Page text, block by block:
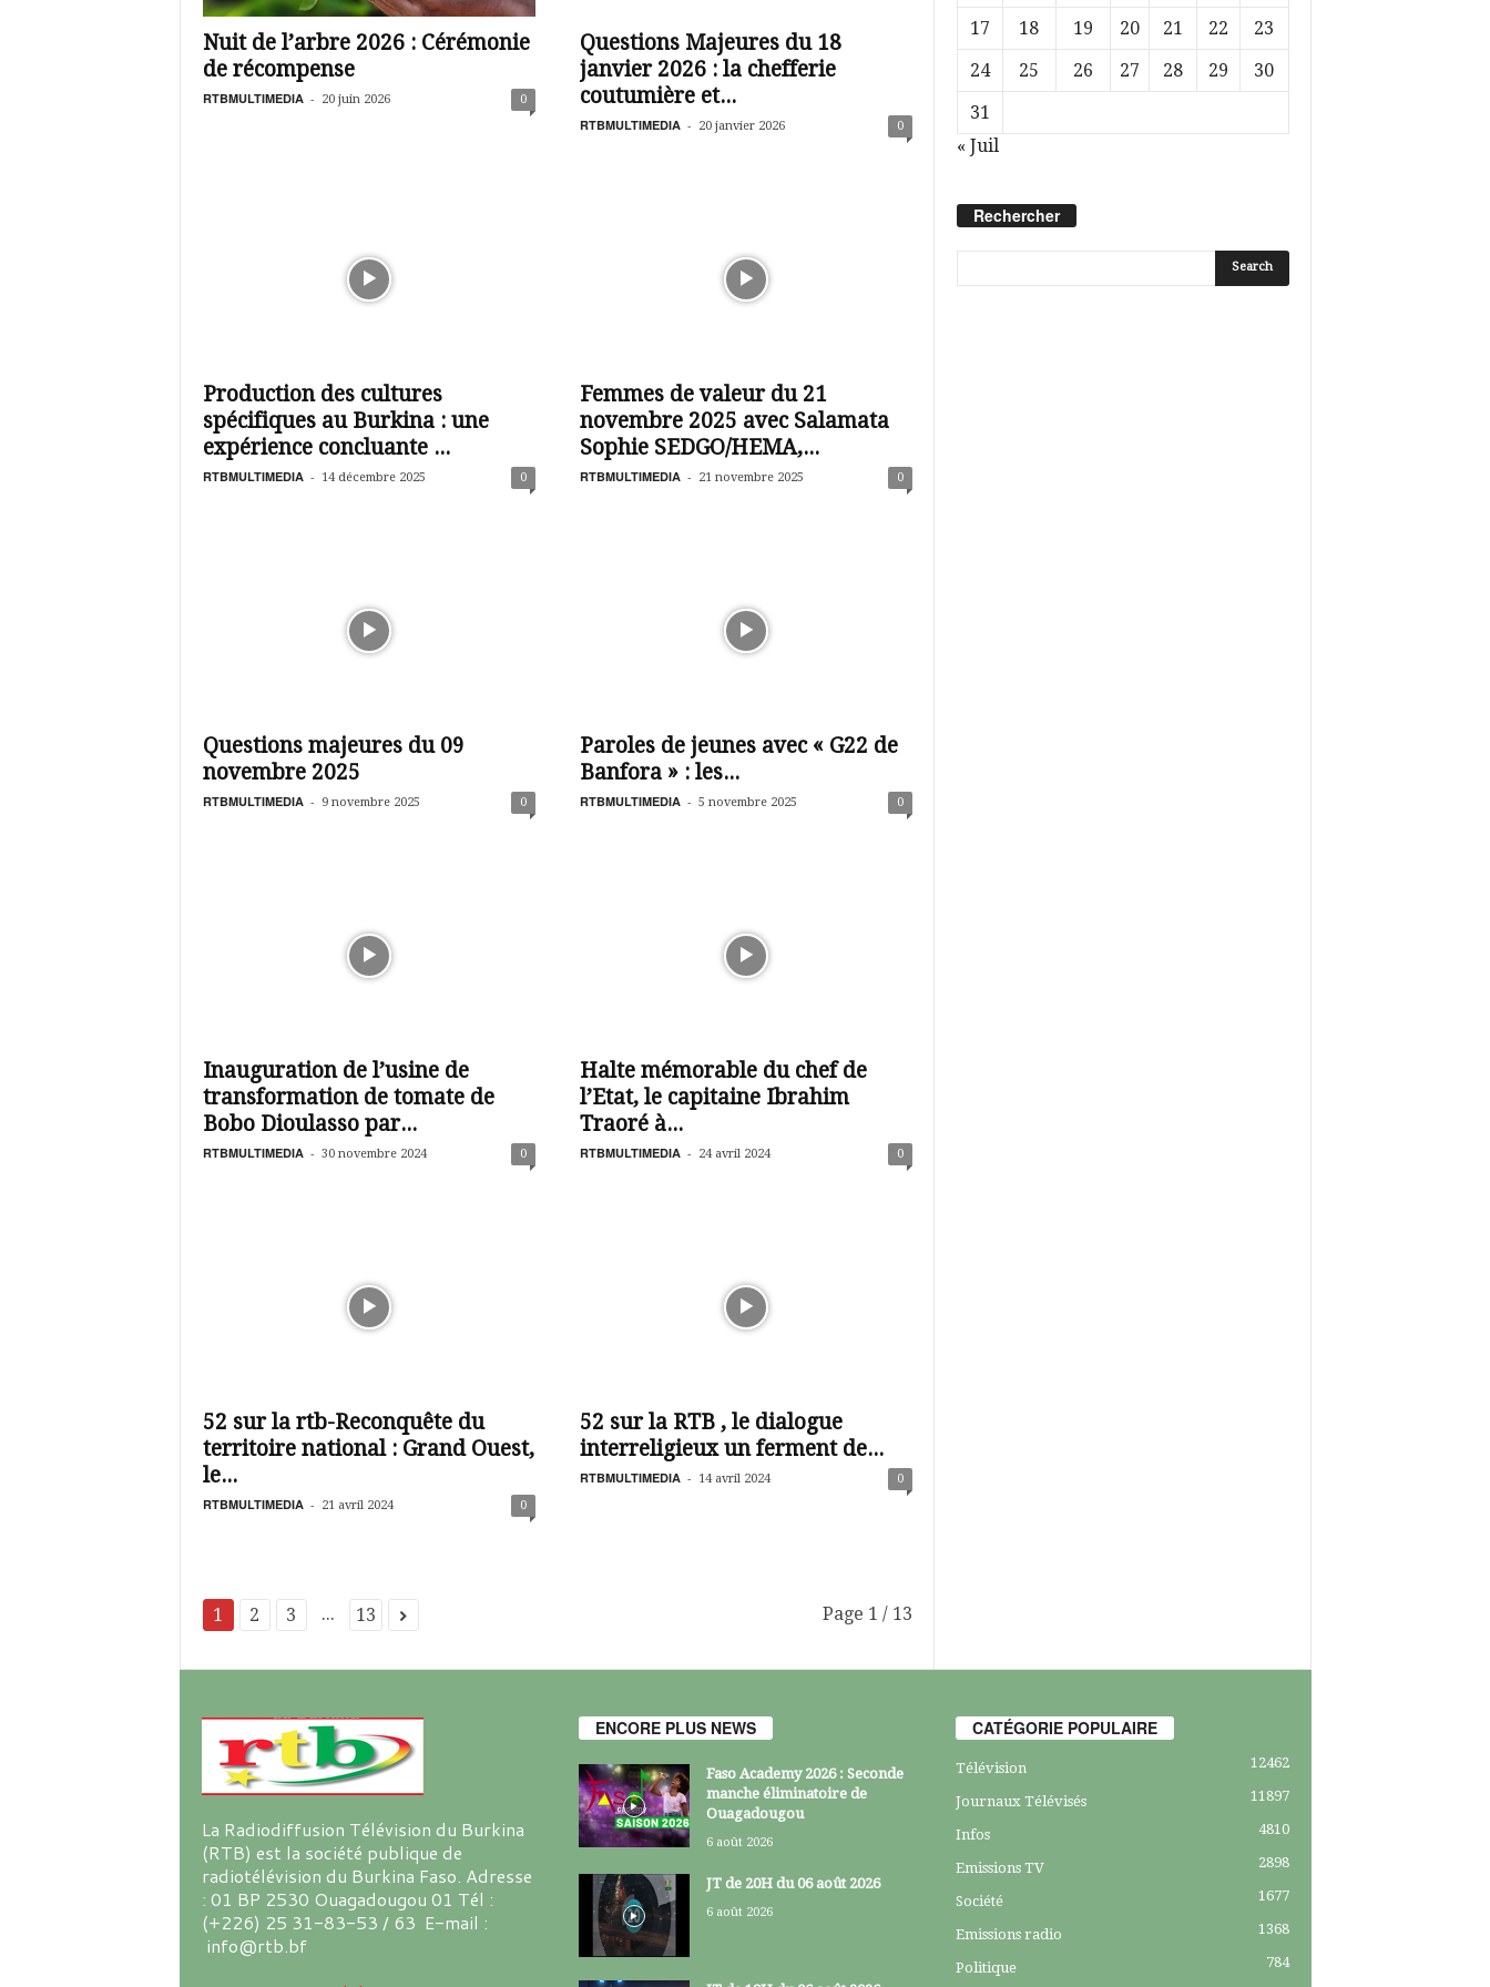
Nuit de l’arbre 2026 : Cérémonie
de récompense
RTBMULTIMEDIA - 20 juin 2026 0
Questions Majeures du 18
janvier 2026 : la chefferie
coutumière et...
RTBMULTIMEDIA - 20 janvier 2026 0
Production des cultures
spécifiques au Burkina : une
expérience concluante ...
RTBMULTIMEDIA - 14 décembre 2025 0
Femmes de valeur du 21
novembre 2025 avec Salamata
Sophie SEDGO/HEMA,...
RTBMULTIMEDIA - 21 novembre 2025 0
Questions majeures du 09
novembre 2025
RTBMULTIMEDIA - 9 novembre 2025 0
Paroles de jeunes avec « G22 de
Banfora » : les...
RTBMULTIMEDIA - 5 novembre 2025 0
Inauguration de l’usine de
transformation de tomate de
Bobo Dioulasso par...
RTBMULTIMEDIA - 30 novembre 2024 0
Halte mémorable du chef de
l’Etat, le capitaine Ibrahim
Traoré à...
RTBMULTIMEDIA - 24 avril 2024 0
52 sur la rtb-Reconquête du
territoire national : Grand Ouest,
le...
RTBMULTIMEDIA - 21 avril 2024 0
52 sur la RTB , le dialogue
interreligieux un ferment de...
RTBMULTIMEDIA - 14 avril 2024 0
1 2 3 ... 13 Page 1 / 13
17
18 19 20 21 22
23
24
25 26 27 28 29
30
31
« Juil
Rechercher
La Radiodiffusion Télévision du Burkina
(RTB) est la société publique de
radiotélévision du Burkina Faso. Adresse
: 01 BP 2530 Ouagadougou 01 Tél :
(+226) 25 31-83-53 / 63 E-mail :
info@rtb.bf
ENCORE PLUS NEWS
Faso Academy 2026 : Seconde
manche éliminatoire de
Ouagadougou
6 août 2026
JT de 20H du 06 août 2026
6 août 2026
CATÉGORIE POPULAIRE
Télévision 12462
Journaux Télévisés 11897
Infos 4810
Emissions TV 2898
Société 1677
Emissions radio 1368
Politique 784